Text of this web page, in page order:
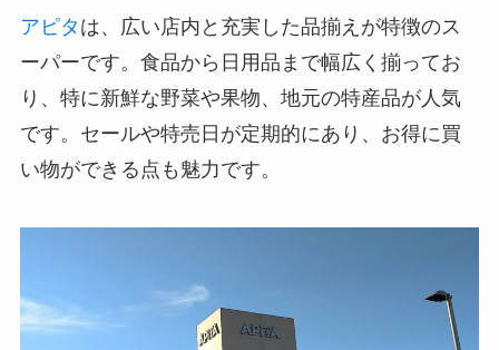
アピタ は、広い店内と充実した品揃えが特徴のス
ーパーです。食品から日用品まで幅広く揃ってお
り、特に新鮮な野菜や果物、地元の特産品が人気
です。セールや特売日が定期的にあり、お得に買
い物ができる点も魅力です。